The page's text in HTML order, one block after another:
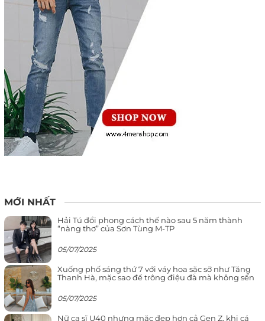
MỚI NHẤT
Hải Tú đổi phong cách thế nào sau 5 năm thành
“nàng thơ” của Sơn Tùng M-TP
05/07/2025
Xuống phố sáng thứ 7 với váy hoa sặc sỡ như Tăng
Thanh Hà, mặc sao để trông điệu đà mà không sến
05/07/2025
Nữ ca sĩ U40 nhưng mặc đẹp hơn cả Gen Z, khi cá